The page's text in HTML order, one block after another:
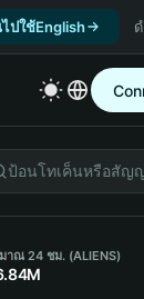
ไปใช้English
าณ 24 ชม. (ALIENS)